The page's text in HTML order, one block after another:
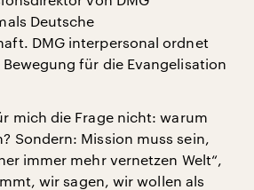
Deutsche
DMG interpersonal ordnet
für die Evangelisation
mich die Frage nicht: warum
Sondern: Mission muss sein,
immer mehr vernetzen Welt“,
wir sagen, wir wollen als